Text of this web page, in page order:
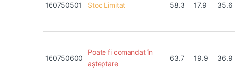
160750501 Stoc Limitat 58.3 17.9 35.6
160750600
Poate fi comandat în
așteptare
63.7 19.9 36.9